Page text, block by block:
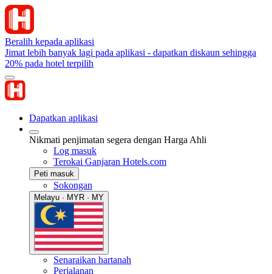
Beralih kepada aplikasi
Jimat lebih banyak lagi pada aplikasi - dapatkan diskaun sehingga
20% pada hotel terpilih
Dapatkan aplikasi
Nikmati penjimatan segera dengan Harga Ahli
Log masuk
Terokai Ganjaran Hotels.com
Peti masuk
Sokongan
Melayu · MYR · MY
Senaraikan hartanah
Perjalanan